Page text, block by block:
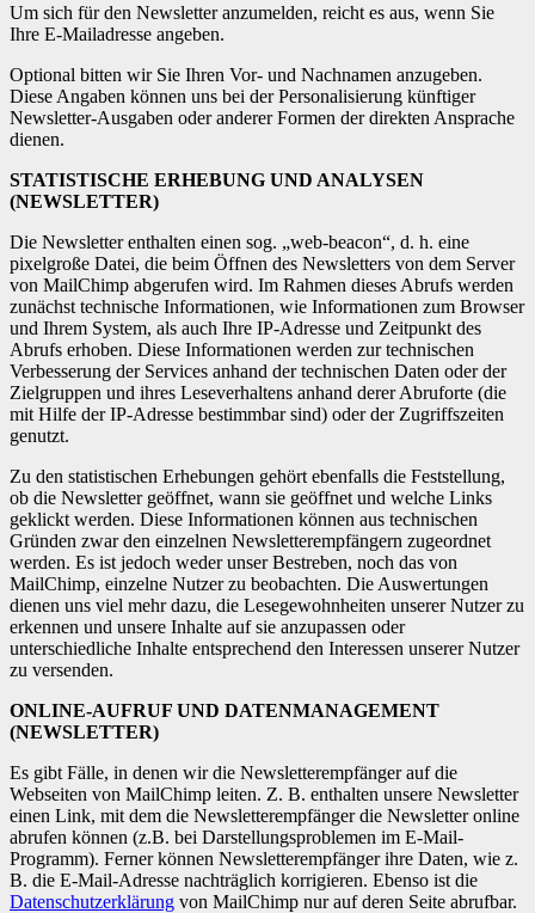
Um sich für den Newsletter anzumelden, reicht es aus, wenn Sie
Ihre E-Mailadresse angeben.
Optional bitten wir Sie Ihren Vor- und Nachnamen anzugeben.
Diese Angaben können uns bei der Personalisierung künftiger
Newsletter-Ausgaben oder anderer Formen der direkten Ansprache
dienen.
STATISTISCHE ERHEBUNG UND ANALYSEN
(NEWSLETTER)
Die Newsletter enthalten einen sog. „web-beacon“, d. h. eine
pixelgroße Datei, die beim Öffnen des Newsletters von dem Server
von MailChimp abgerufen wird. Im Rahmen dieses Abrufs werden
zunächst technische Informationen, wie Informationen zum Browser
und Ihrem System, als auch Ihre IP-Adresse und Zeitpunkt des
Abrufs erhoben. Diese Informationen werden zur technischen
Verbesserung der Services anhand der technischen Daten oder der
Zielgruppen und ihres Leseverhaltens anhand derer Abruforte (die
mit Hilfe der IP-Adresse bestimmbar sind) oder der Zugriffszeiten
genutzt.
Zu den statistischen Erhebungen gehört ebenfalls die Feststellung,
ob die Newsletter geöffnet, wann sie geöffnet und welche Links
geklickt werden. Diese Informationen können aus technischen
Gründen zwar den einzelnen Newsletterempfängern zugeordnet
werden. Es ist jedoch weder unser Bestreben, noch das von
MailChimp, einzelne Nutzer zu beobachten. Die Auswertungen
dienen uns viel mehr dazu, die Lesegewohnheiten unserer Nutzer zu
erkennen und unsere Inhalte auf sie anzupassen oder
unterschiedliche Inhalte entsprechend den Interessen unserer Nutzer
zu versenden.
ONLINE-AUFRUF UND DATENMANAGEMENT
(NEWSLETTER)
Es gibt Fälle, in denen wir die Newsletterempfänger auf die
Webseiten von MailChimp leiten. Z. B. enthalten unsere Newsletter
einen Link, mit dem die Newsletterempfänger die Newsletter online
abrufen können (z.B. bei Darstellungsproblemen im E-Mail-
Programm). Ferner können Newsletterempfänger ihre Daten, wie z.
B. die E-Mail-Adresse nachträglich korrigieren. Ebenso ist die
Datenschutzerklärung von MailChimp nur auf deren Seite abrufbar.